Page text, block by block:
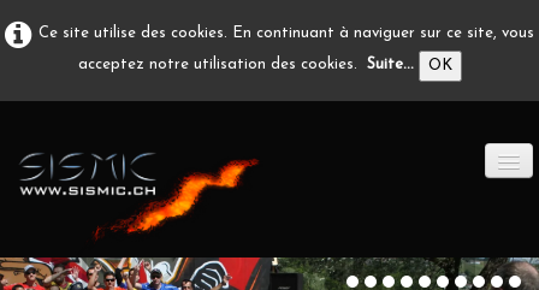
Ce site utilise des cookies. En continuant à naviguer sur ce site, vous
acceptez notre utilisation des cookies. Suite... OK